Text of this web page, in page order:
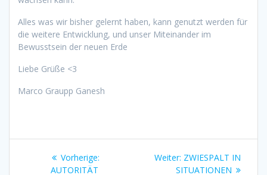
Alles was wir bisher gelernt haben, kann genutzt werden für
die weitere Entwicklung, und unser Miteinander im
Bewusstsein der neuen Erde
Liebe Grüße <3
Marco Graupp Ganesh
Beitragsnavigation
Vorherige:Vorheriger
AUTORITÄT
Weiter: Nächster
Beitrag:
ZWIESPALT IN
SITUATIONEN